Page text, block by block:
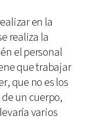
en la
realiza la
el personal
que trabajar
que no es los
un cuerpo,
varios